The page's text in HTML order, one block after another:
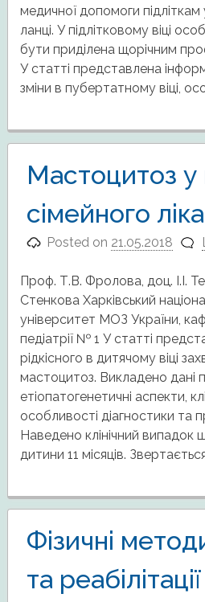
медичної допомоги підліткам
ланці. У підлітковому віці
бути приділена щорічним
У статті представлена
зміни в пубертатному віці,
Мастоцитоз у
сімейного
Posted on 21.05.2018
Проф. Т.В. Фролова, доц. І.І.
Стенкова Харківський
університет МОЗ України,
педіатрії № 1 У статті
рідкісного в дитячому віці
мастоцитоз. Викладено дані
етіопатогенетичні аспекти,
особливості діагностики та
Наведено клінічний випадок
дитини 11 місяців.
Фізичні
та